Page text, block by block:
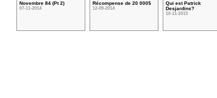
Novembre 84 (Pt 2)
07-11-2014
Récompense de 20 000$
12-09-2014
Qui est Patrick
Desjardins?
10-11-2015